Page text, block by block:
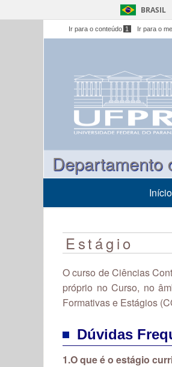
BRASIL
Ir para o conteúdo 1 Ir para o
Departamento
Início
Estágio
O curso de Ciências
próprio no Curso, no
Formativas e Estágios
Dúvidas
1.O que é o estágio